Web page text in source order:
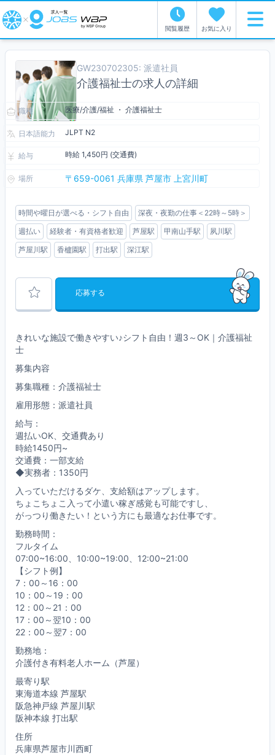
お気に入り
閲覧履歴
GW230702305: 派遣社員
介護福祉士の求人の詳細
職種 医療/介護/福祉 ・ 介護福祉士
日本語能力 JLPT N2
給与 時給 1,450円 (交通費)
場所 〒659-0061 兵庫県 芦屋市 上宮川町
時間や曜日が選べる・シフト自由
深夜・夜勤の仕事＜22時～5時＞
週払い
経験者・有資格者歓迎 芦屋駅 甲南山手駅
夙川駅
芦屋川駅
香櫨園駅 打出駅 深江駅
応募する
きれいな施設で働きやすい♪シフト自由！週3～OK｜介護福祉
士
募集内容
募集職種：介護福祉士
雇用形態：派遣社員
給与：
週払いOK、交通費あり
時給1450円~
交通費：一部支給
◆実務者：1350円
入っていただけるダケ、支給額はアップします。
ちょこちょこ入って小遣い稼ぎ感覚も可能ですし、
がっつり働きたい！という方にも最適なお仕事です。
勤務時間：
フルタイム
07:00~16:00、10:00~19:00、12:00~21:00
【シフト例】
7：00～16：00
10：00～19：00
12：00～21：00
17：00～翌10：00
22：00～翌7：00
勤務地：
介護付き有料老人ホーム（芦屋）
最寄り駅
東海道本線 芦屋駅
阪急神戸線 芦屋川駅
阪神本線 打出駅
住所
兵庫県芦屋市川西町